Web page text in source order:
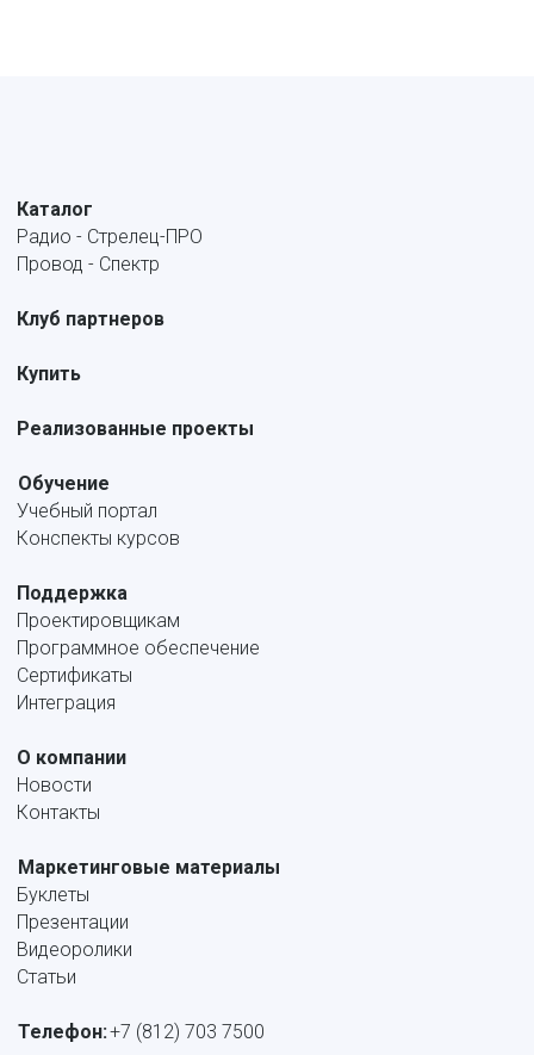
Каталог
Радио - Стрелец-ПРО
Провод - Спектр
Клуб партнеров
Купить
Реализованные проекты
Обучение
Учебный портал
Конспекты курсов
Поддержка
Проектировщикам
Программное обеспечение
Сертификаты
Интеграция
О компании
Новости
Контакты
Маркетинговые материалы
Буклеты
Презентации
Видеоролики
Статьи
Телефон:+7 (812) 703 7500